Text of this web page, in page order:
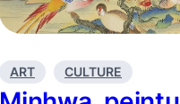
ART CULTURE